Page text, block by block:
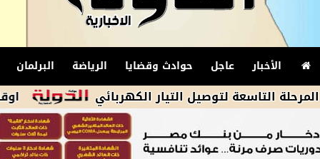
الأخبار عاجل حوادث وقضايا الرياضة البرلمان
اوقاف لتوصيل التيار الكهربائي